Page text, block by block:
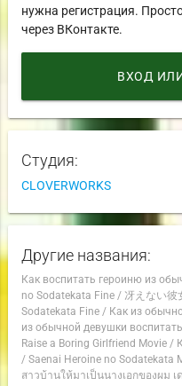
нужна регистрация.
через ВКонтакте.
ВХОД
Студия:
CLOVERWORKS
Другие названия:
Как воспитать героиню из
no Sodatekata Fine/ 冴えない彼
Sodatekata Fine/ Как из
из обычной девушки
Raise a Boring Girlfriend Movie/
/ Saenai Heroine no Sodatekata
สาวบ้านให้มาเป็นนางเอกของผม เ